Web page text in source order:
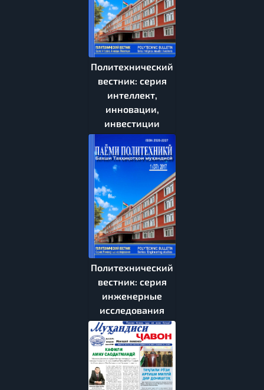
Политехнический
вестник: серия
интеллект,
инновации,
инвестиции
Политехнический
вестник: серия
инженерные
исследования